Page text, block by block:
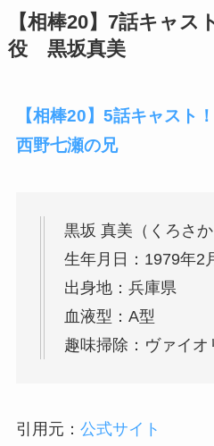
【相棒20】7話キャ
役 黒坂真美
【相棒20】5話キャスト
西野七瀬の兄
黒坂 真美（くろさか
生年月日：1979年2
出身地：兵庫県
血液型：A型
趣味掃除：ヴァイオ
引用元： 公式サイト